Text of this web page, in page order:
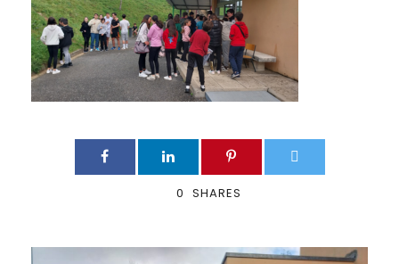
0 SHARES